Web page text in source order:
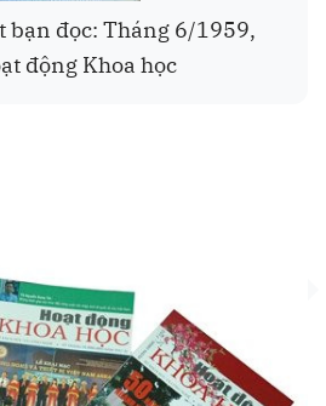
bạn đọc: Tháng 6/1959,
động Khoa học